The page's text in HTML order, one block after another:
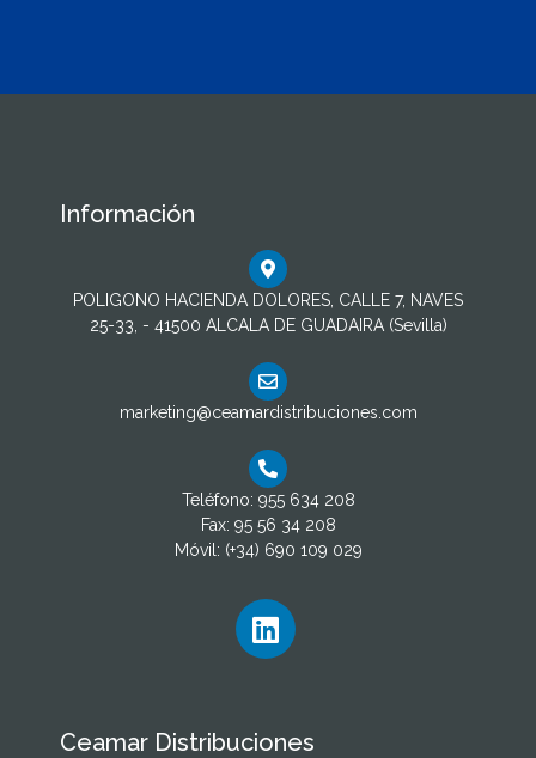
Información
POLIGONO HACIENDA DOLORES, CALLE 7, NAVES
25-33, - 41500 ALCALA DE GUADAIRA (Sevilla)
marketing@ceamardistribuciones.com
Teléfono: 955 634 208
Fax: 95 56 34 208
Móvil: (+34) 690 109 029
Ceamar Distribuciones